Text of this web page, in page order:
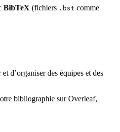
BibTeX (fichiers .bst comme
d’organiser des équipes et des
bibliographie sur Overleaf,